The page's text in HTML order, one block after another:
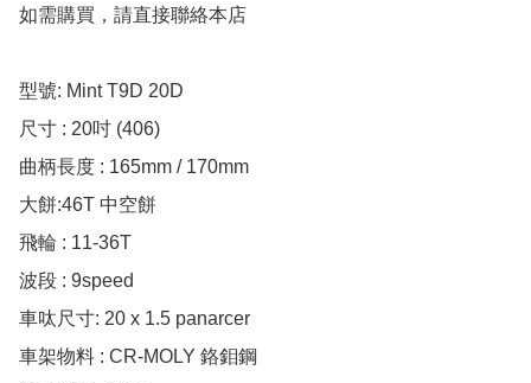
如需購買，請直接聯絡本店
型號: Mint T9D 20D
尺寸 : 20吋 (406)
曲柄長度 : 165mm / 170mm
大餅:46T 中空餅
飛輪 : 11-36T
波段 : 9speed
車呔尺寸: 20 x 1.5 panarcer
車架物料 : CR-MOLY 鉻鉬鋼